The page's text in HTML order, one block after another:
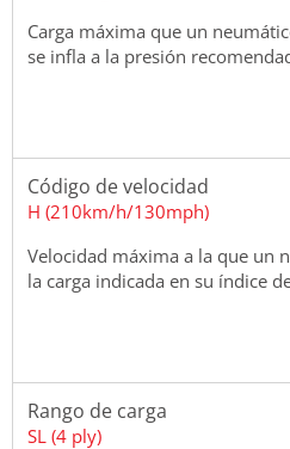
Carga máxima que un
se infla a la presión
Código de velocidad
H (210km/h/130mph)
Velocidad máxima a la que un
la carga indicada en su índice
Rango de carga
SL (4 ply)